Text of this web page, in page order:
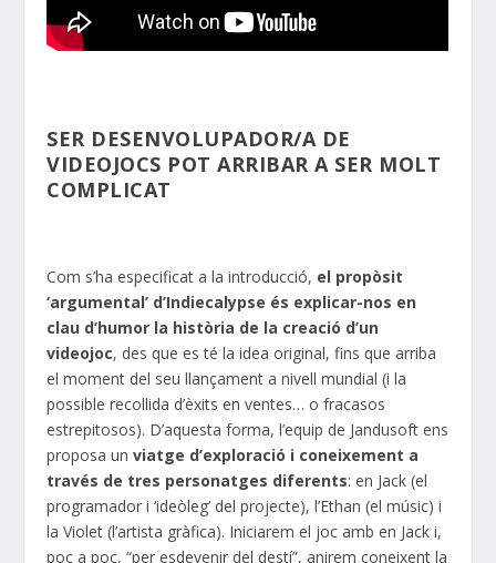
SER DESENVOLUPADOR/A DE
VIDEOJOCS POT ARRIBAR A SER MOLT
COMPLICAT
Com s’ha especificat a la introducció, el propòsit
‘argumental’ d’Indiecalypse és explicar-nos en
clau d’humor la història de la creació d’un
videojoc, des que es té la idea original, fins que arriba
el moment del seu llançament a nivell mundial (i la
possible recollida d’èxits en ventes… o fracasos
estrepitosos). D’aquesta forma, l’equip de Jandusoft ens
proposa unviatge d’exploració i coneixement a
través de tres personatges diferents: en Jack (el
programador i ‘ideòleg’ del projecte), l’Ethan (el músic) i
la Violet (l’artista gràfica). Iniciarem el joc amb en Jack i,
poc a poc, “per esdevenir del destí”, anirem coneixent la